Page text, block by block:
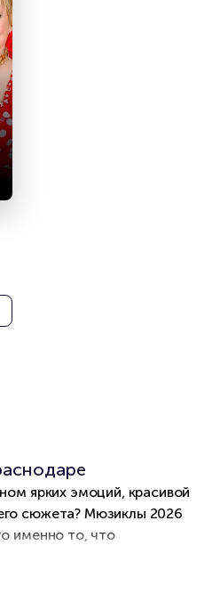
ярких эмоций, красивой
сюжета? Мюзиклы 2026
именно то, что
площадки
спектакли по